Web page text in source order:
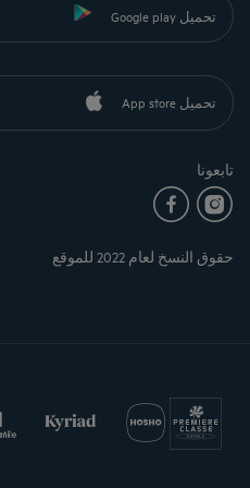
تحميل Google play
تحميل App store
تابعونا
حقوق النسخ لعام 2022 للموقع